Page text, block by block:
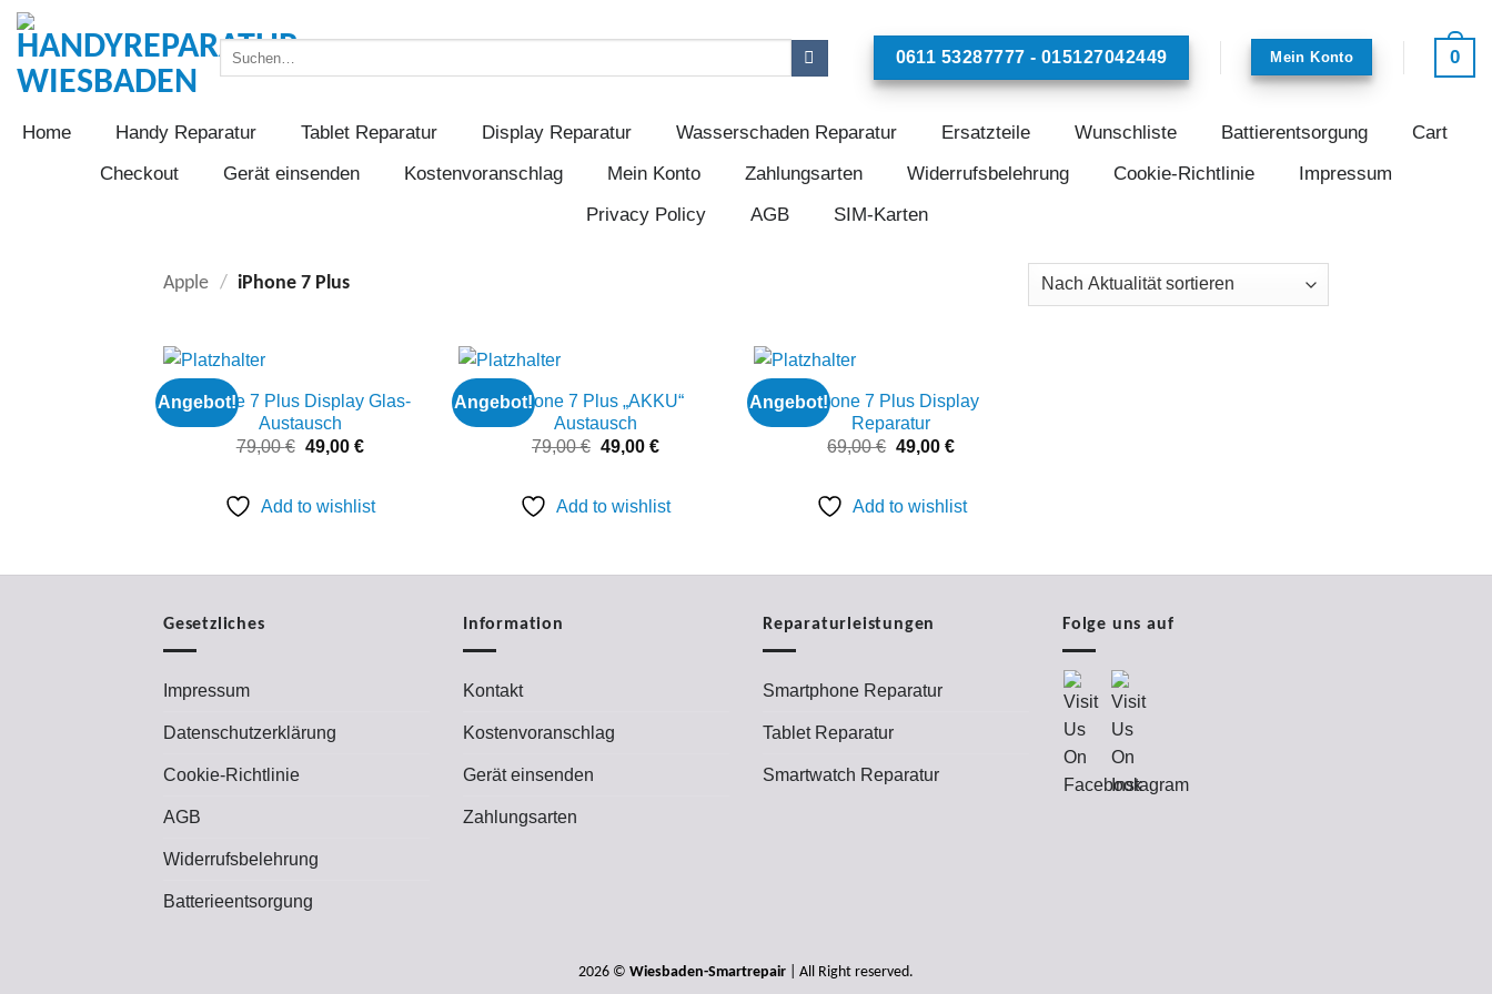
Zum
Inhalt
springen
0611 53287777 - 015127042449 Mein Konto 0
Home Handy Reparatur Tablet Reparatur Display Reparatur Wasserschaden Reparatur Ersatzteile Wunschliste Battierentsorgung
Cart
Checkout
Gerät einsenden Kostenvoranschlag Mein Konto Zahlungsarten Widerrufsbelehrung Cookie-Richtlinie
Impressum
Privacy Policy
AGB SIM-Karten
Apple / iPhone 7 Plus
Angebot!
Add to
iPhone 7 Plus Display Glas-
Austausch
79,00€ Ursprünglicher
79,00 €
49,00 €Aktueller
49,00 €.
Add to wishlist
Angebot!
Add to
iPhone 7 Plus „AKKU“
Austausch
79,00€ Ursprünglicher
79,00 €
49,00 €Aktueller
49,00 €.
Add to wishlist
Angebot!
Add to
iPhone 7 Plus Display
Reparatur
69,00€ Ursprünglicher
69,00 €
49,00€Aktueller
49,00 €.
Add to wishlist
Gesetzliches
Impressum
Datenschutzerklärung
Cookie-Richtlinie
AGB
Widerrufsbelehrung
Batterieentsorgung
Information
Kontakt
Kostenvoranschlag
Gerät einsenden
Zahlungsarten
Reparaturleistungen
Smartphone Reparatur
Tablet Reparatur
Smartwatch Reparatur
Folge uns auf
2026 © Wiesbaden-Smartrepair | All Right reserved.